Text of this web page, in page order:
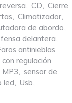
, CD, Cierre
, Climatizador,
de abordo,
delantera,
antinieblas
con regulación
MP3, sensor de
led, Usb,